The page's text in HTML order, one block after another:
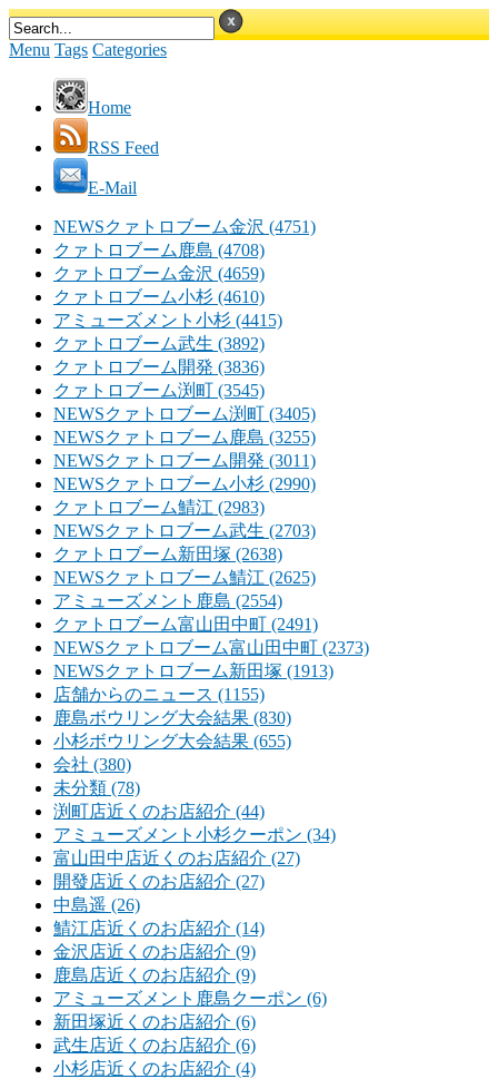
Menu Tags Categories
Home
RSS Feed
E-Mail
NEWSクァトロブーム金沢 (4751)
クァトロブーム鹿島 (4708)
クァトロブーム金沢 (4659)
クァトロブーム小杉 (4610)
アミューズメント小杉 (4415)
クァトロブーム武生 (3892)
クァトロブーム開発 (3836)
クァトロブーム渕町 (3545)
NEWSクァトロブーム渕町 (3405)
NEWSクァトロブーム鹿島 (3255)
NEWSクァトロブーム開発 (3011)
NEWSクァトロブーム小杉 (2990)
クァトロブーム鯖江 (2983)
NEWSクァトロブーム武生 (2703)
クァトロブーム新田塚 (2638)
NEWSクァトロブーム鯖江 (2625)
アミューズメント鹿島 (2554)
クァトロブーム富山田中町 (2491)
NEWSクァトロブーム富山田中町 (2373)
NEWSクァトロブーム新田塚 (1913)
店舗からのニュース (1155)
鹿島ボウリング大会結果 (830)
小杉ボウリング大会結果 (655)
会社 (380)
未分類 (78)
渕町店近くのお店紹介 (44)
アミューズメント小杉クーポン (34)
富山田中店近くのお店紹介 (27)
開發店近くのお店紹介 (27)
中島遥 (26)
鯖江店近くのお店紹介 (14)
金沢店近くのお店紹介 (9)
鹿島店近くのお店紹介 (9)
アミューズメント鹿島クーポン (6)
新田塚近くのお店紹介 (6)
武生店近くのお店紹介 (6)
小杉店近くのお店紹介 (4)